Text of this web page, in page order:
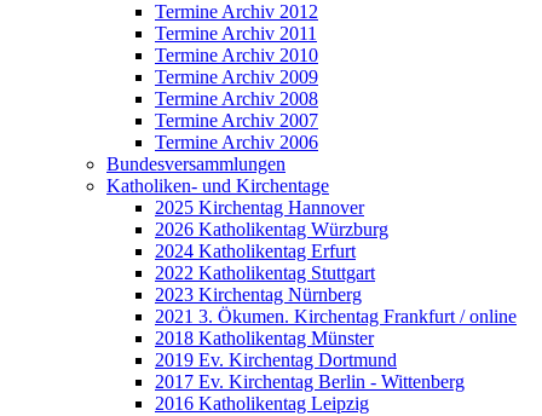
Termine Archiv 2012
Termine Archiv 2011
Termine Archiv 2010
Termine Archiv 2009
Termine Archiv 2008
Termine Archiv 2007
Termine Archiv 2006
Bundesversammlungen
Katholiken- und Kirchentage
2025 Kirchentag Hannover
2026 Katholikentag Würzburg
2024 Katholikentag Erfurt
2022 Katholikentag Stuttgart
2023 Kirchentag Nürnberg
2021 3. Ökumen. Kirchentag Frankfurt / online
2018 Katholikentag Münster
2019 Ev. Kirchentag Dortmund
2017 Ev. Kirchentag Berlin - Wittenberg
2016 Katholikentag Leipzig